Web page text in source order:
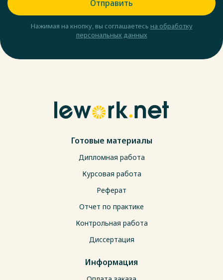
Отправить
Нажимая на кнопку, вы соглашаетесь на обработку
персональных данных
Готовые материалы
Дипломная работа
Курсовая работа
Реферат
Отчет по практике
Контрольная работа
Диссертация
Информация